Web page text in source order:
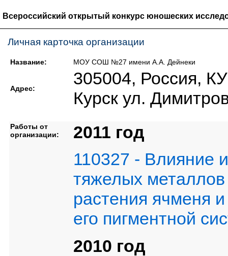
Всероссийский открытый конкурс юношеских
Личная карточка организации
Название: МОУ СОШ №27 имени А.А. Дейнеки
Адрес:
305004, Россия,
Курск ул.
Работы от
организации:
2011 год
110327 - Влияние
тяжелых
растения ячменя
его пигментной
2010 год